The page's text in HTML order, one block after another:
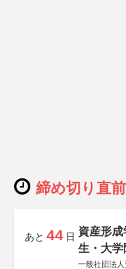
締め切り直
あと 44 日 資産形
生・大学
一般社団法